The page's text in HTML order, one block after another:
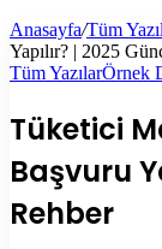
Anasayfa/Tüm
Yapılır? | 2025
Tüm YazılarÖrnek
Tüketici
Başvuru
Rehber